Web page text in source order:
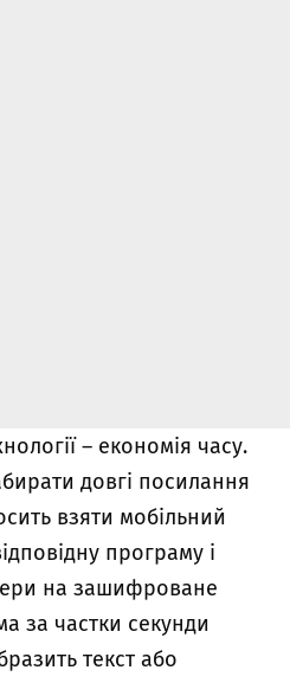
– економія часу.
довгі посилання
взяти мобільний
програму і
на зашифроване
за частки секунди
текст або